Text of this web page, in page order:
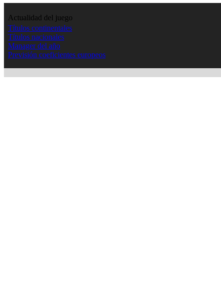
Actualidad del juego
Títulos continentales
Títulos nacionales
Manager del año
Previsión coeficientes europeos